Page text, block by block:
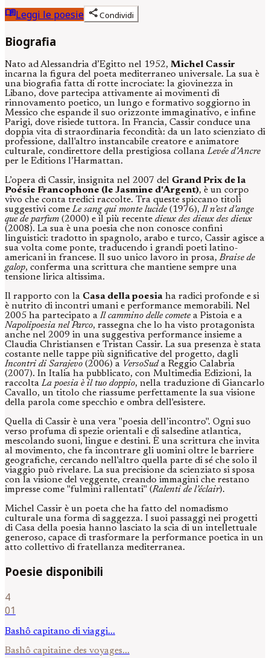
menu_bookLeggi le poesie shareCondividi
Biografia
Nato ad Alessandria d’Egitto nel 1952, Michel Cassir
incarna la figura del poeta mediterraneo universale. La sua è
una biografia fatta di rotte incrociate: la giovinezza in
Libano, dove partecipa attivamente ai movimenti di
rinnovamento poetico, un lungo e formativo soggiorno in
Messico che espande il suo orizzonte immaginativo, e infine
Parigi, dove risiede tuttora. In Francia, Cassir conduce una
doppia vita di straordinaria fecondità: da un lato scienziato di
professione, dall'altro instancabile creatore e animatore
culturale, condirettore della prestigiosa collana Levée d’Ancre
per le Editions l’Harmattan.
L’opera di Cassir, insignita nel 2007 del Grand Prix de la
Poésie Francophone (le Jasmine d'Argent), è un corpo
vivo che conta tredici raccolte. Tra queste spiccano titoli
suggestivi come Le sang qui monte lucide(1976), Il n’est d’ange
que de parfum (2000) e il più recente dieux des dieux des dieux
(2008). La sua è una poesia che non conosce confini
linguistici: tradotto in spagnolo, arabo e turco, Cassir agisce a
sua volta come ponte, traducendo i grandi poeti latino-
americani in francese. Il suo unico lavoro in prosa,Braise de
galop, conferma una scrittura che mantiene sempre una
tensione lirica altissima.
Il rapporto con la Casa della poesia ha radici profonde e si
è nutrito di incontri umani e performance memorabili. Nel
2005 ha partecipato a Il cammino delle cometea Pistoia e a
Napolipoesia nel Parco, rassegna che lo ha visto protagonista
anche nel 2009 in una suggestiva performance insieme a
Claudia Christiansen e Tristan Cassir. La sua presenza è stata
costante nelle tappe più significative del progetto, dagli
Incontri di Sarajevo (2006) a VersoSuda Reggio Calabria
(2007). In Italia ha pubblicato, con Multimedia Edizioni, la
raccolta La poesia è il tuo doppio, nella traduzione di Giancarlo
Cavallo, un titolo che riassume perfettamente la sua visione
della parola come specchio e ombra dell'esistere.
Quella di Cassir è una vera "poesia dell’incontro". Ogni suo
verso profuma di spezie orientali e di salsedine atlantica,
mescolando suoni, lingue e destini. È una scrittura che invita
al movimento, che fa incontrare gli uomini oltre le barriere
geografiche, cercando nell'altro quella parte di sé che solo il
viaggio può rivelare. La sua precisione da scienziato si sposa
con la visione del veggente, creando immagini che restano
impresse come "fulmini rallentati" (Ralenti de l’éclair).
Michel Cassir è un poeta che ha fatto del nomadismo
culturale una forma di saggezza. I suoi passaggi nei progetti
di Casa della poesia hanno lasciato la scia di un intellettuale
generoso, capace di trasformare la performance poetica in un
atto collettivo di fratellanza mediterranea.
Poesie disponibili
4
01
Bashô capitano di viaggi...
Bashô capitaine des voyages...